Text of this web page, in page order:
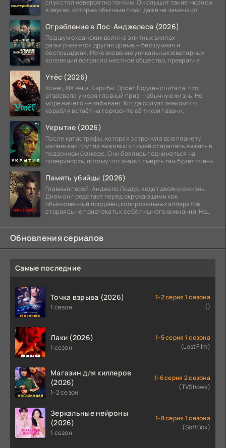
слух стал невероятно тонким. Он слышит такие нюансы
в звуках, которые обычные люди даже не замечают.
Ограбление в Лос-Анджелесе (2026)
Под шум океанских волн на элитных виллах
разыгрывается другая драма — бесшумная и
беспощадная. Исчезновение уникальных ювелирных
коллекций потрясло местное общество, превратив
Утёс (2026)
Конец XIX века. Карибы. Эрсел Бодден считала, что
отвоевала у моря главный приз — обычную жизнь. Но
море ничего не забывает. Когда силуэт знакомого
корабля встаёт на горизонте её тихой гавани,
Укрытие (2026)
После катастрофы, которая затронула всю планету,
маленькая группа выживших людей старалась выжить в
подземном бункере. Они боялись подниматься на
поверхность, потому что знали: смерть там будет очень
Память убийцы (2026)
Главный герой, Анджело Ледде, ведет двойную жизнь.
Днем он предстает перед окружающими как
обыкновенный продавец копировальных аппаратов,
стараясь не привлекать к себе лишнего внимания. Но
Обновления сериалов
Самые последние
Точка взрыва (2026)
1 сезон
1-2 серия 1 сезона
()
Лаки (2026)
1 сезон
1-5 серия 1 сезона
(LostFilm)
Магазин для киллеров
(2026)
1-2 сезон
1-6 серия 2 сезона
(TVShows)
Зеркальные нейроны
(2026)
1 сезон
1-8 серия 1 сезона
(SoftBox)